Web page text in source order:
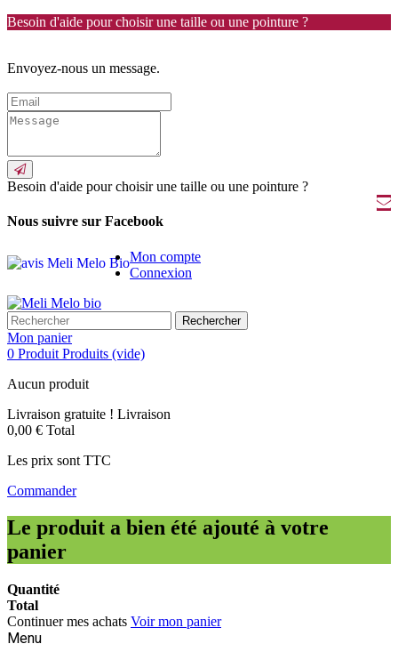
Besoin d'aide pour choisir une taille ou une pointure ?
Envoyez-nous un message.
Besoin d'aide pour choisir une taille ou une pointure ?
Nous suivre sur Facebook
Mon compte
Connexion
Rechercher
Mon panier
0 Produit Produits (vide)
Aucun produit
Livraison gratuite ! Livraison
0,00 € Total
Les prix sont TTC
Commander
Le produit a bien été ajouté à votre
panier
Quantité
Total
Continuer mes achats Voir mon panier
Menu